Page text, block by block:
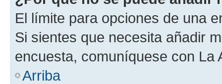
El límite para opciones de una
Si sientes que necesita añadir
encuesta, comuníquese con La
Arriba